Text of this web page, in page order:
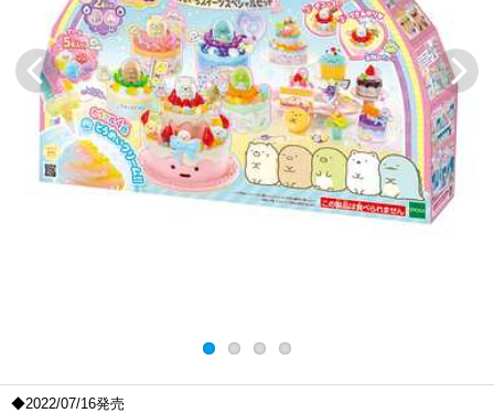
Previous Next
◆2022/07/16発売